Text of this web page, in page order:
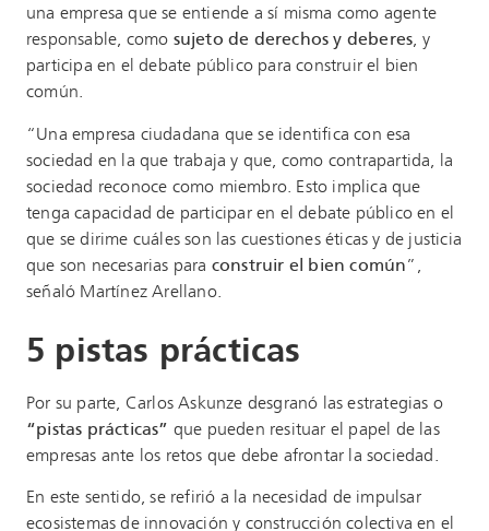
una empresa que se entiende a sí misma como agente
responsable, como sujeto de derechos y deberes, y
participa en el debate público para construir el bien
común.
“Una empresa ciudadana que se identifica con esa
sociedad en la que trabaja y que, como contrapartida, la
sociedad reconoce como miembro. Esto implica que
tenga capacidad de participar en el debate público en el
que se dirime cuáles son las cuestiones éticas y de justicia
que son necesarias para construir el bien común ”,
señaló Martínez Arellano.
5 pistas prácticas
Por su parte, Carlos Askunze desgranó las estrategias o
“pistas prácticas” que pueden resituar el papel de las
empresas ante los retos que debe afrontar la sociedad.
En este sentido, se refirió a la necesidad de impulsar
ecosistemas de innovación y construcción colectiva en el